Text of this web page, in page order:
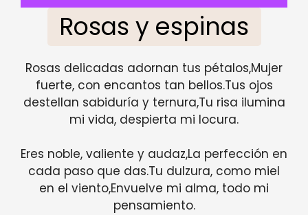
Rosas y espinas
Rosas delicadas adornan tus pétalos,Mujer
fuerte, con encantos tan bellos.Tus ojos
destellan sabiduría y ternura,Tu risa ilumina
mi vida, despierta mi locura.
Eres noble, valiente y audaz,La perfección en
cada paso que das.Tu dulzura, como miel
en el viento,Envuelve mi alma, todo mi
pensamiento.